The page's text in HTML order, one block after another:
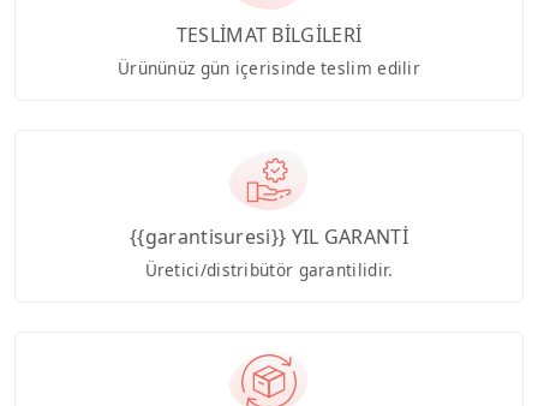
TESLİMAT BİLGİLERİ
Ürününüz gün içerisinde teslim edilir
{{garantisuresi}} YIL GARANTİ
Üretici/distribütör garantilidir.